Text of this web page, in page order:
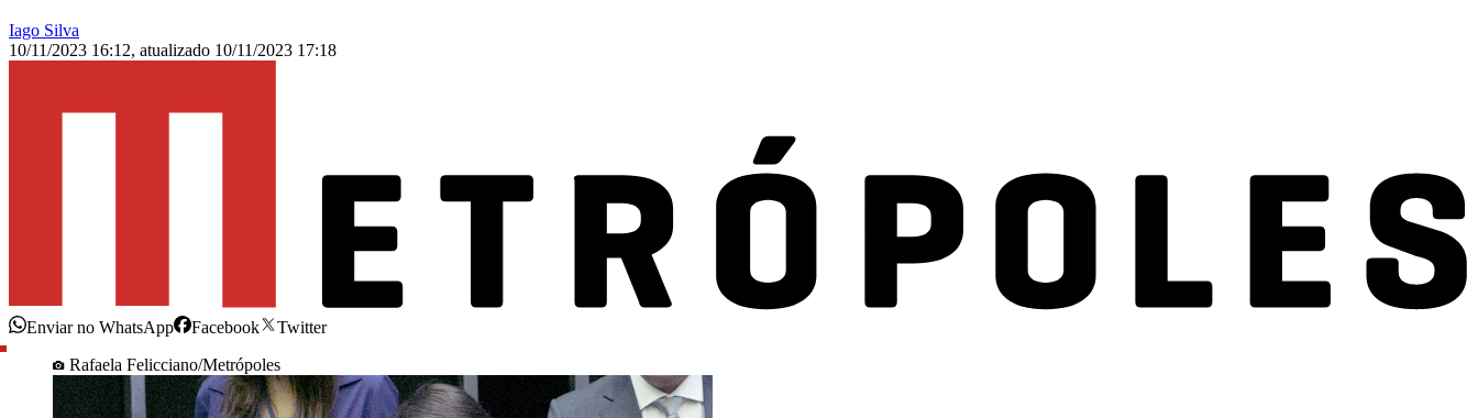
Iago Silva
10/11/2023 16:12, atualizado 10/11/2023 17:18
Enviar no WhatsApp Facebook
Twitter
Rafaela Felicciano/Metrópoles